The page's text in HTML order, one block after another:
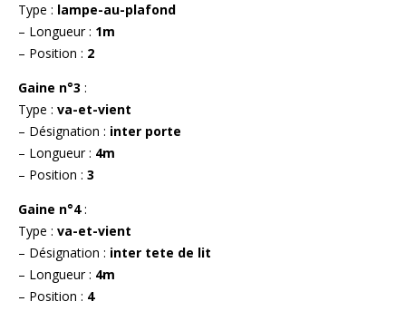
Type : lampe-au-plafond
– Longueur : 1m
– Position : 2
Gaine n°3 :
Type : va-et-vient
– Désignation : inter porte
– Longueur : 4m
– Position : 3
Gaine n°4:
Type : va-et-vient
– Désignation : inter tete de lit
– Longueur : 4m
– Position : 4